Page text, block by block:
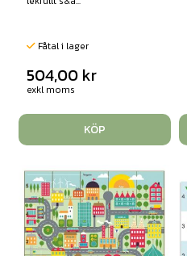
Fåtal i lager
504,00 kr
exkl moms
KÖP